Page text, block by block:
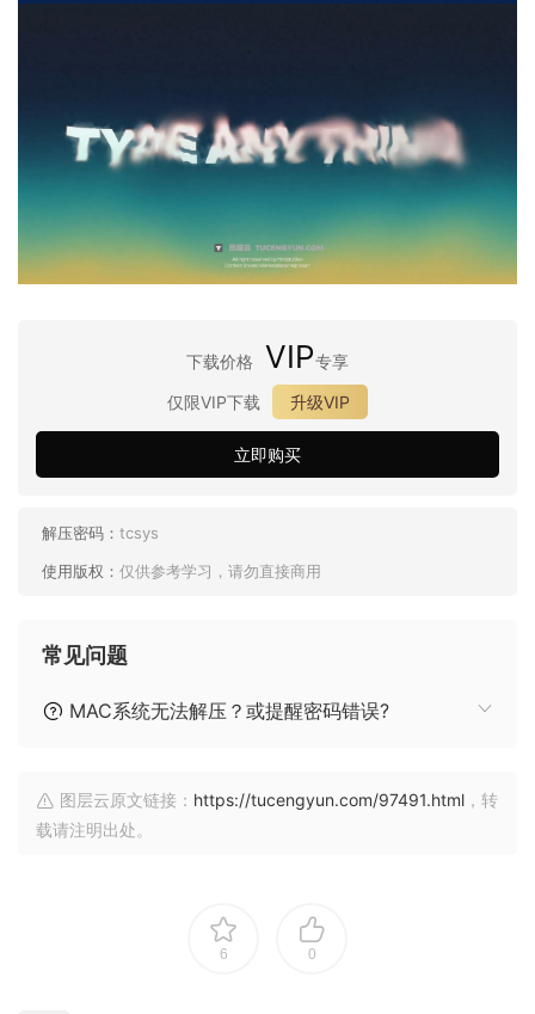
下载价格 VIP专享
仅限VIP下载
升级VIP
立即购买
解压密码： tcsys
使用版权： 仅供参考学习，请勿直接商用
常见问题
MAC系统无法解压？或提醒密码错误?
图层云原文链接： https://tucengyun.com/97491.html ，转
载请注明出处。
6 0